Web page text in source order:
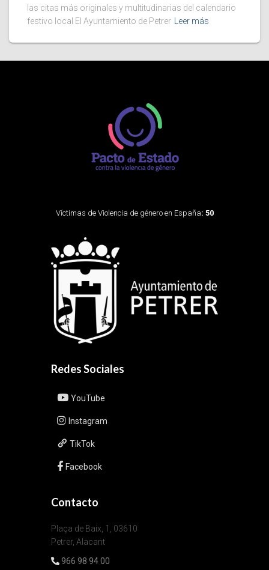
las citas más originales y multitudinarias del calendario
festivo local El Ayuntamiento de Petrer
Leer más
Víctimas de Violencia de género en España: 50
Redes Sociales
YouTube
Instagram
TikTok
Facebook
Contacto
Plaça de Baix, 1, 03610
Petrer, Alacant
966 98 94 00